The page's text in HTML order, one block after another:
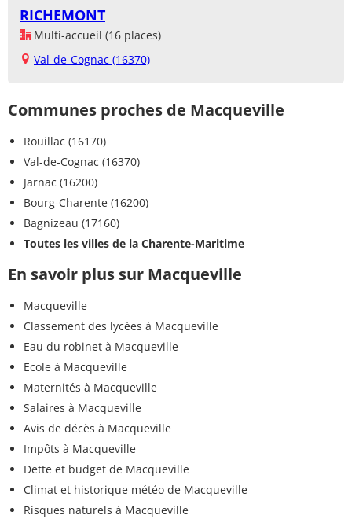
RICHEMONT
Multi-accueil (16 places)
Val-de-Cognac (16370)
Communes proches de Macqueville
Rouillac (16170)
Val-de-Cognac (16370)
Jarnac (16200)
Bourg-Charente (16200)
Bagnizeau (17160)
Toutes les villes de la Charente-Maritime
En savoir plus sur Macqueville
Macqueville
Classement des lycées à Macqueville
Eau du robinet à Macqueville
Ecole à Macqueville
Maternités à Macqueville
Salaires à Macqueville
Avis de décès à Macqueville
Impôts à Macqueville
Dette et budget de Macqueville
Climat et historique météo de Macqueville
Risques naturels à Macqueville